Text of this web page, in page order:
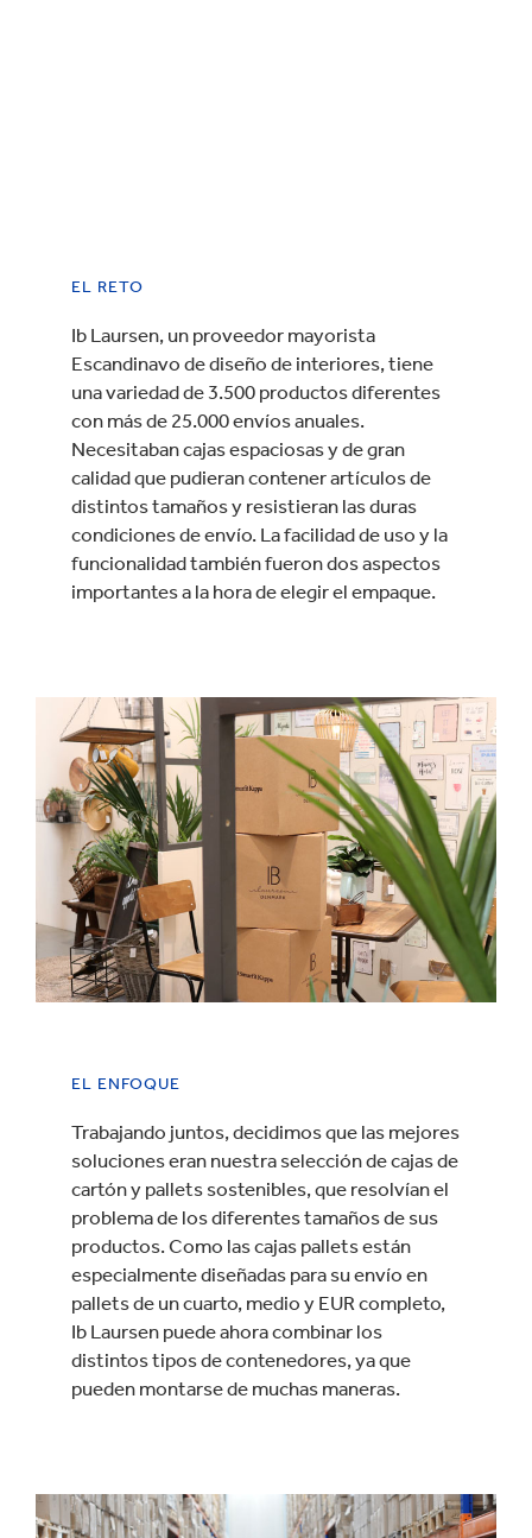
EL RETO
Ib Laursen, un proveedor mayorista
Escandinavo de diseño de interiores, tiene
una variedad de 3.500 productos diferentes
con más de 25.000 envíos anuales.
Necesitaban cajas espaciosas y de gran
calidad que pudieran contener artículos de
distintos tamaños y resistieran las duras
condiciones de envío. La facilidad de uso y la
funcionalidad también fueron dos aspectos
importantes a la hora de elegir el empaque.
EL ENFOQUE
Trabajando juntos, decidimos que las mejores
soluciones eran nuestra selección de cajas de
cartón y pallets sostenibles, que resolvían el
problema de los diferentes tamaños de sus
productos. Como las cajas pallets están
especialmente diseñadas para su envío en
pallets de un cuarto, medio y EUR completo,
Ib Laursen puede ahora combinar los
distintos tipos de contenedores, ya que
pueden montarse de muchas maneras.